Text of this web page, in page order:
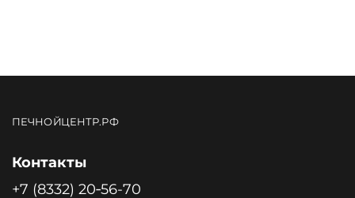
ПЕЧНОЙЦЕНТР.РФ
Контакты
+7 (8332) 20‑56-70